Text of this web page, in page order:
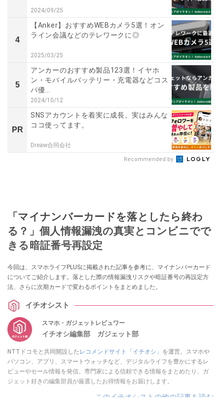
2024/09/25
4
【Anker】おすすめWEBカメラ5選！オン
ライン会議などのテレワークに◎
2025/03/25
5
アンカーのおすすめ製品123選！イヤホ
ン・モバイルバッテリー・充電器などコス
パ優...
2024/10/12
PR
SNSアカウントを着実に成長。実はみんな
ココ使ってます。
Dreaw合同会社
Recommended by
「マイナンバーカードを落としたら終わ
る？」個人情報漏洩の真実とコンビニでで
きる暗証番号再設定
今回は、スマホライフPLUSに掲載された記事を参考に、マイナンバーカード
についてご紹介します。落とした際の情報漏洩リスクや暗証番号の再設定方
法、さらに次期カードで変わるポイントをまとめました。
イチオシスト
スマホ・ガジェットレビュワー
イチオシ編集部 ガジェット部
NTTドコモと共同開設した レコメンドサイト「イチオシ」 を運営。スマホや
パソコン、アプリ、スマートウォッチなど、デジタルライフを豊かにするレ
ビューやセール情報を発信。専門家による信頼できる情報をまとめたり、ガ
ジェット好きの編集部員が厳選したお得情報をお届けします。
このイチオシストの他の記事を読む